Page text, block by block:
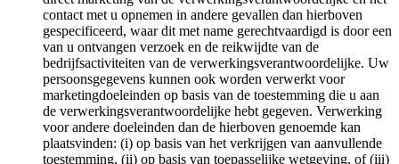
contact met u opnemen in andere gevallen dan hierboven
gespecificeerd, waar dit met name gerechtvaardigd is door een
van u ontvangen verzoek en de reikwijdte van de
bedrijfsactiviteiten van de verwerkingsverantwoordelijke. Uw
persoonsgegevens kunnen ook worden verwerkt voor
marketingdoeleinden op basis van de toestemming die u aan
de verwerkingsverantwoordelijke hebt gegeven. Verwerking
voor andere doeleinden dan de hierboven genoemde kan
plaatsvinden: (i) op basis van het verkrijgen van aanvullende
toestemming, (ii) op basis van toepasselijke wetgeving, of (iii)